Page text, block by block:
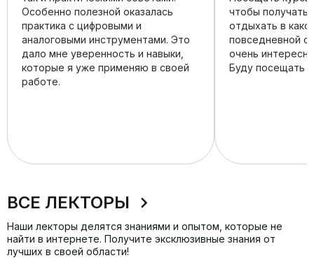
Особенно полезной оказалась
практика с цифровыми и
аналоговыми инструментами. Это
дало мне уверенность и навыки,
которые я уже применяю в своей
работе.
чтобы получать
отдыхать в
повседневной
очень
Буду посещать
ВСЕ ЛЕКТОРЫ
Наши лекторы делятся знаниями и опытом, которые не
найти в интернете. Получите эксклюзивные знания от
лучших в своей области!